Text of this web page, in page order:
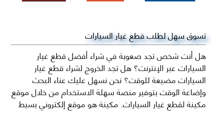
تسوق سهل لطلب قطع غيار السيارات
هل أنت شخص تجد صعوبة في شراء أفضل قطع غيار
السيارات عبر الإنترنت؟ هل تجد الخروج لشراء قطع غيار
السيارات مضيعة للوقت؟ نحن نسهل عليك عناء البحث
وإضاعة الوقت بتوفير منصة سهلة الاستخدام من خلال موقع
مكينة لقطع غيار السيارات. مكينة هو موقع إلكتروني بسيط